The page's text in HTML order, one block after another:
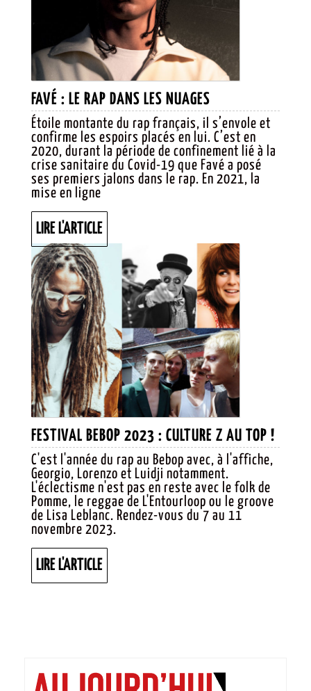
FAVÉ : LE RAP DANS LES NUAGES
LE
RAP
DANS
LES
Étoile montante du rap français, il s’envole et
confirme les espoirs placés en lui. C’est en
2020, durant la période de confinement lié à la
crise sanitaire du Covid-19 que Favé a posé
ses premiers jalons dans le rap. En 2021, la
mise en ligne
LIRE L'ARTICLELIRE
FESTIVAL BEBOP 2023 : CULTURE Z AU TOP !
C'est l'année du rap au Bebop avec, à l'affiche,
Georgio, Lorenzo et Luidji notamment.
L'éclectisme n'est pas en reste avec le folk de
Pomme, le reggae de L'Entourloop ou le groove
de Lisa Leblanc. Rendez-vous du 7 au 11
novembre 2023.
LIRE L'ARTICLELIRE